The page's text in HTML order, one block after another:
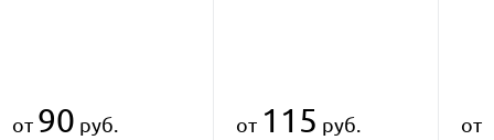
от 90 руб. от 115 руб. от